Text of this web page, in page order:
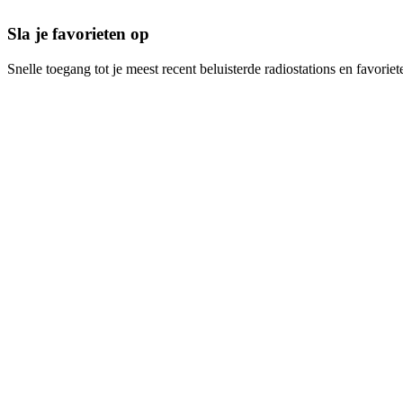
Sla je favorieten op
Snelle toegang tot je meest recent beluisterde radiostations en